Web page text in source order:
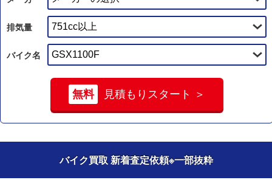
排気量
バイク名
無料 見積もりスタート ＞
バイク買取 新着査定依頼※一部抜粋